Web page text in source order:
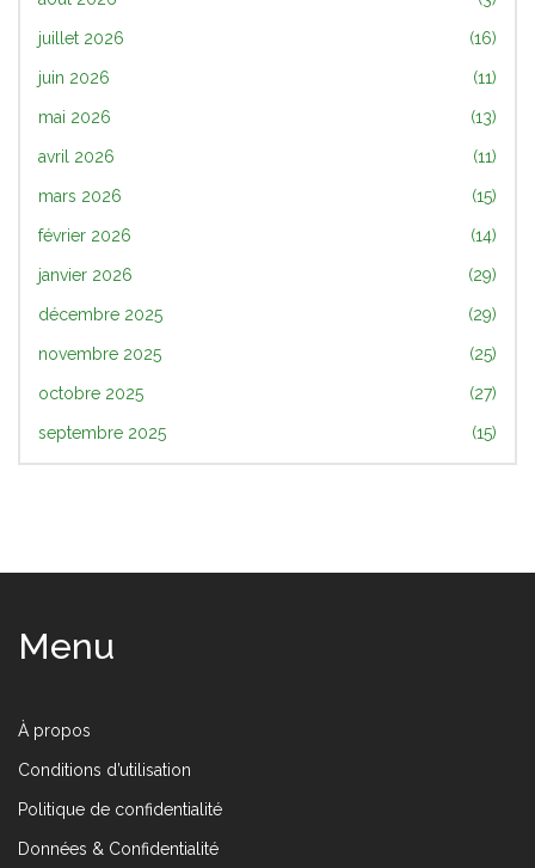
juillet 2026 (16)
juin 2026 (11)
mai 2026 (13)
avril 2026 (11)
mars 2026 (15)
février 2026 (14)
janvier 2026 (29)
décembre 2025 (29)
novembre 2025 (25)
octobre 2025 (27)
septembre 2025 (15)
Menu
À propos
Conditions d’utilisation
Politique de confidentialité
Données & Confidentialité